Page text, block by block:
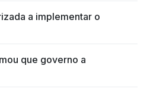
a implementar o
que governo a